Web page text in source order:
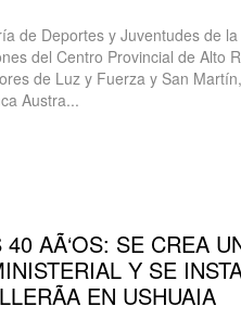
de Deportes y Juventudes de
del Centro Provincial de Alto
de Luz y Fuerza y San
Austra...
AÃ‘OS: SE CREA
Y SE
EN USHUAIA